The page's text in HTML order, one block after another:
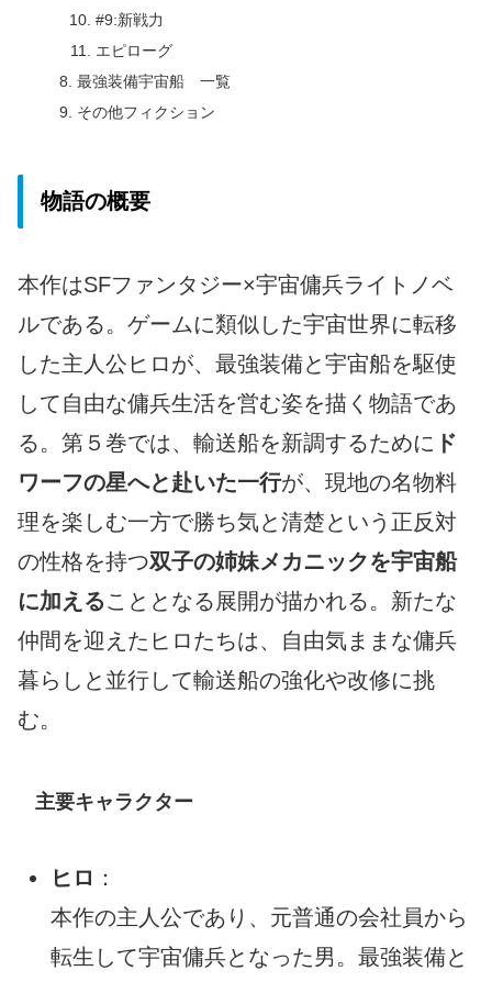
#9:新戦力
エピローグ
最強装備宇宙船 一覧
その他フィクション
物語の概要
本作はSFファンタジー×宇宙傭兵ライトノベ
ルである。ゲームに類似した宇宙世界に転移
した主人公ヒロが、最強装備と宇宙船を駆使
して自由な傭兵生活を営む姿を描く物語であ
る。第５巻では、輸送船を新調するために ド
ワーフの星へと赴いた一行が、現地の名物料
理を楽しむ一方で勝ち気と清楚という正反対
の性格を持つ双子の姉妹メカニックを宇宙船
に加えることとなる展開が描かれる。新たな
仲間を迎えたヒロたちは、自由気ままな傭兵
暮らしと並行して輸送船の強化や改修に挑
む。
主要キャラクター
ヒロ ：
本作の主人公であり、元普通の会社員から
転生して宇宙傭兵となった男。最強装備と